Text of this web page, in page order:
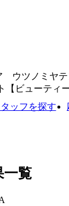
ウツノミヤテ
ビューティ
ッフを探す
一覧